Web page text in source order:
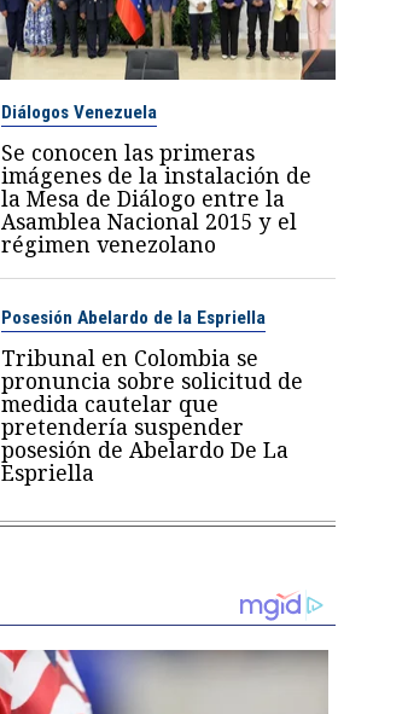
Diálogos Venezuela
Se conocen las primeras
imágenes de la instalación de
la Mesa de Diálogo entre la
Asamblea Nacional 2015 y el
régimen venezolano
Posesión Abelardo de la Espriella
Tribunal en Colombia se
pronuncia sobre solicitud de
medida cautelar que
pretendería suspender
posesión de Abelardo De La
Espriella